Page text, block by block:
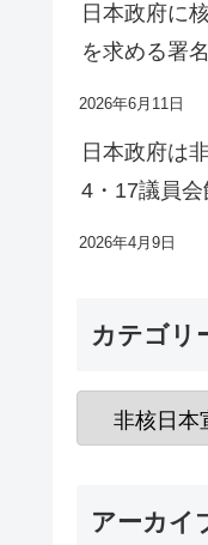
日本政府に
を求める署
2026年6月11日
日本政府は
4・17議員
2026年4月9日
カテゴリ
アーカイ